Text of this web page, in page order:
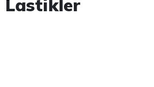
Lastikler